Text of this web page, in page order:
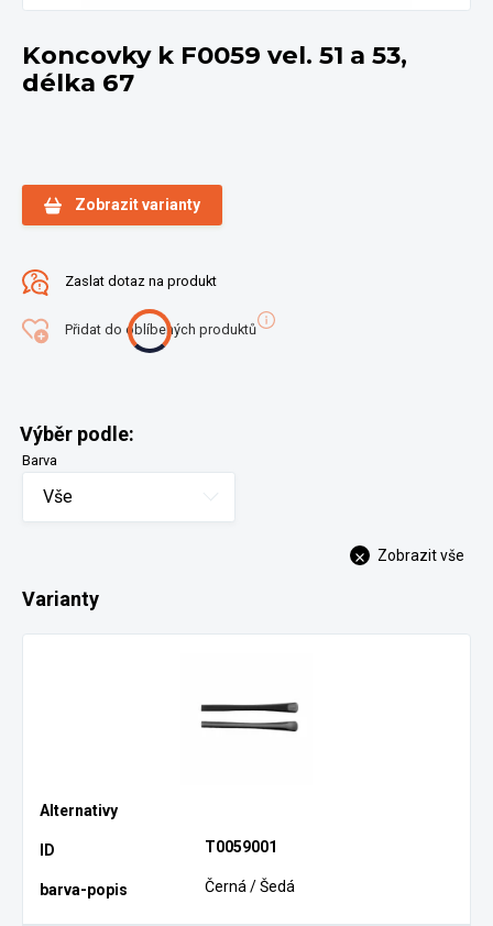
Koncovky k F0059 vel. 51 a 53,
délka 67
Zobrazit varianty
Zaslat dotaz na produkt
Přidat do oblíbených produktů
Výběr podle:
Barva
Vše
Zobrazit vše
Varianty
T0059001
Černá / Šedá